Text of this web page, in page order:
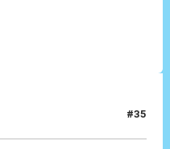
#35